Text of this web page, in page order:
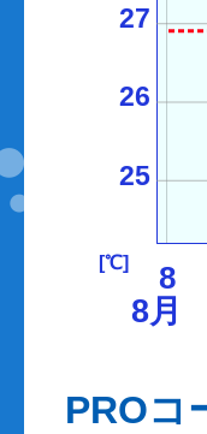
8
25
26
27
[℃]
8月
PROコ